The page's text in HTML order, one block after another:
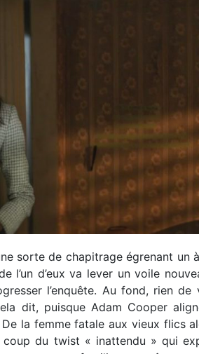
sorte de chapitrage égrenant un
l’un d’eux va lever un voile
l’enquête. Au fond, rien de
dit, puisque Adam Cooper
la femme fatale aux vieux flics
du twist « inattendu » qui